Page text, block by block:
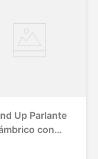
Up Parlante
con